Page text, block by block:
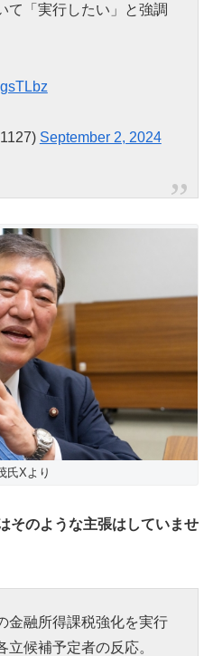
て「実行したい」と強調
September 2, 2024
氏Xより
そのような主張はしていませ
金融所得課税強化を実行
立候補予定者の反応。